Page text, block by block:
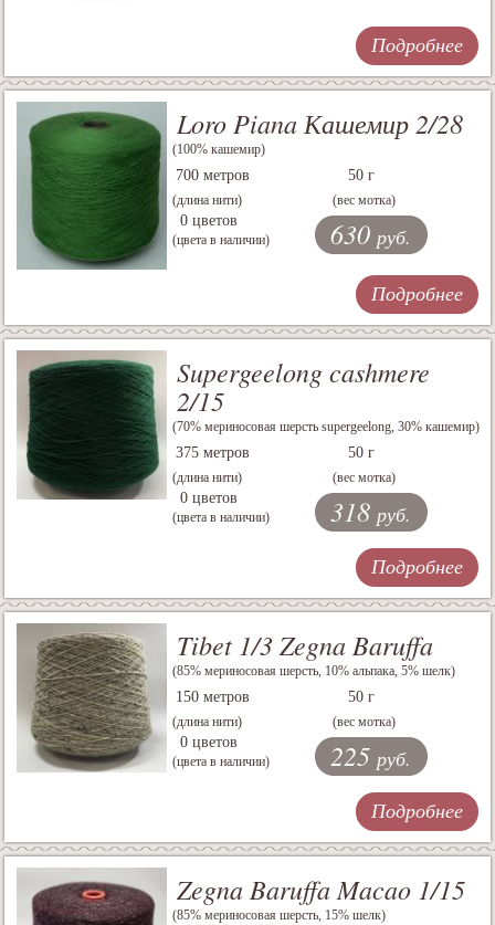
Подробнее
Loro Piana Кашемир 2/28
(100% кашемир)
700 метров
(длина нити)
50 г
(вес мотка)
0 цветов
(цвета в наличии) 630 руб.
Подробнее
Supergeelong cashmere
2/15
(70% мериносовая шерсть supergeelong, 30% кашемир)
375 метров
(длина нити)
50 г
(вес мотка)
0 цветов
(цвета в наличии) 318 руб.
Подробнее
Tibet 1/3 Zegna Baruffa
(85% мериносовая шерсть, 10% альпака, 5% шелк)
150 метров
(длина нити)
50 г
(вес мотка)
0 цветов
(цвета в наличии) 225 руб.
Подробнее
Zegna Baruffa Macao 1/15
(85% мериносовая шерсть, 15% шелк)